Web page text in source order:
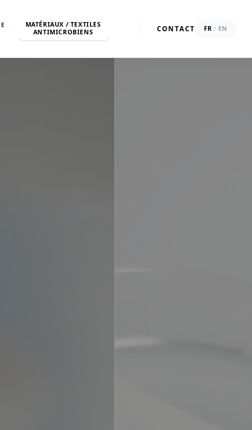
MATÉRIAUX / TEXTILES
ANTIMICROBIENS
CONTACT FR / EN